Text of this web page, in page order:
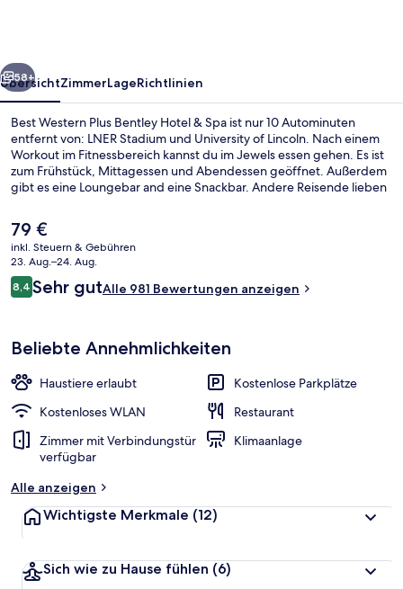
Spa
Weiter
58+
ÜbersichtZimmerLageRichtlinien
Best Western Plus Bentley Hotel & Spa ist nur 10 Autominuten
entfernt von: LNER Stadium und University of Lincoln. Nach einem
Workout im Fitnessbereich kannst du im Jewels essen gehen. Es ist
zum Frühstück, Mittagessen und Abendessen geöffnet. Außerdem
gibt es eine Loungebar and eine Snackbar. Andere Reisende lieben
Der
aktuelle
Preis
beträgt
79 €.
79 €
inkl. Steuern & Gebühren
23. Aug.–24. Aug.
Bewertungen
8,48,4 von 10.
Sehr gutAlle 981 Bewertungen anzeigen
Beliebte Annehmlichkeiten
Haustiere erlaubt
Kostenlose Parkplätze
Kostenloses WLAN
Restaurant
Zimmer mit Verbindungstür
verfügbar
Klimaanlage
Alle anzeigen
Wichtigste Merkmale (12)
Sich wie zu Hause fühlen (6)